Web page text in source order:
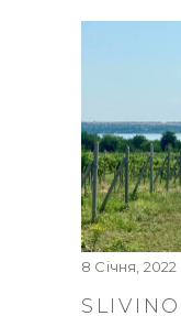
8 Січня, 2022